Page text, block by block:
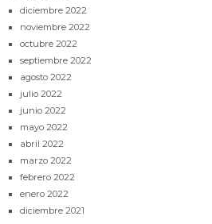
diciembre 2022
noviembre 2022
octubre 2022
septiembre 2022
agosto 2022
julio 2022
junio 2022
mayo 2022
abril 2022
marzo 2022
febrero 2022
enero 2022
diciembre 2021